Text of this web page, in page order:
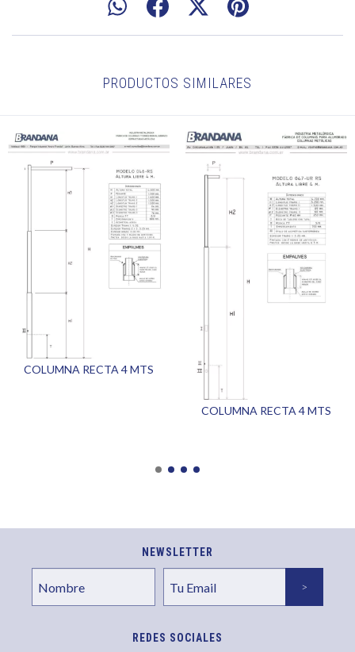
PRODUCTOS SIMILARES
COLUMNA RECTA 4 MTS
COLUMNA RECTA 4 MTS
NEWSLETTER
REDES SOCIALES